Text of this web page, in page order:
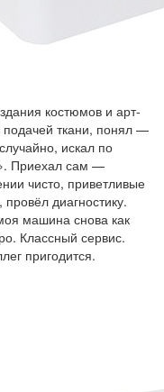
костюмов и арт-
подачей ткани, понял —
искал по
Приехал сам —
чисто, приветливые
диагностику.
машина снова как
Классный сервис.
пригодится.